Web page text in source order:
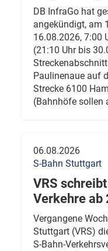
DB InfraGo hat
angekündigt, am
16.08.2026, 7:00
(21:10 Uhr bis
Paulinenaue auf
Strecke 6100
(Bahnhöfe sollen
06.08.2026
S-Bahn Stuttgart
VRS
Verkehre ab
Vergangene
Stuttgart (VRS)
S-Bahn-